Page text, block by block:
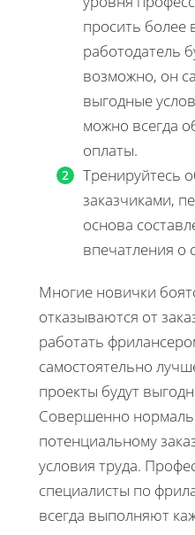
просить более
работодатель
возможно, он
выгодные
можно всегда
оплаты.
Тренируйтесь
заказчиками,
основа
впечатления о
Многие новички
отказываются от
работать
самостоятельно
проекты будут
Совершенно
потенциальному
условия труда.
специалисты по
всегда выполняют